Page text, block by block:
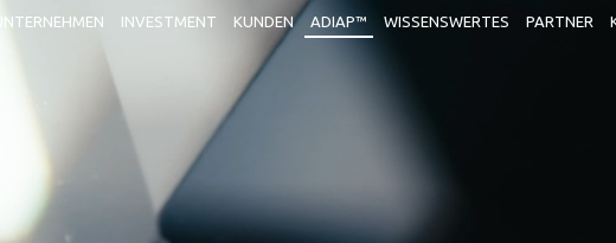
UNTERNEHMEN INVESTMENT KUNDEN ADIAP™ WISSENSWERTES PARTNER